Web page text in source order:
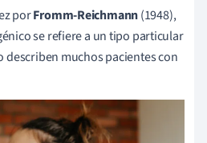
porFromm-Reichmann(1948),
se refiere a un tipo particular
muchos pacientes con